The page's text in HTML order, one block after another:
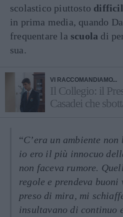
scolastico piuttosto
in prima media, quando
frequentare la scuola di
sua.
VI RACCOMANDIAMO...
Il Collegio: il
Casadei che
“C’era un ambiente
io ero il più innocuo
non faceva rumore.
regole e prendeva
preso di mira, mi
insultavano di continuo